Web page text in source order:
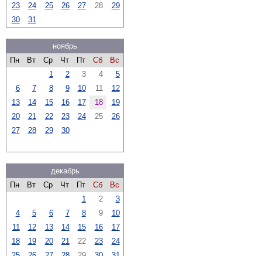
23
24 25 26 27 28
29
30
31
ноябрь
Пн
Вт Ср Чт Пт Сб
Вс
1
2 3 4
5
6
7 8 9 10 11
12
13
14 15 16 17 18
19
20
21 22 23 24 25
26
27
28 29 30
декабрь
Пн
Вт Ср Чт Пт Сб
Вс
1
2
3
4
5 6 7 8 9
10
11
12 13 14 15 16
17
18
19 20 21 22 23
24